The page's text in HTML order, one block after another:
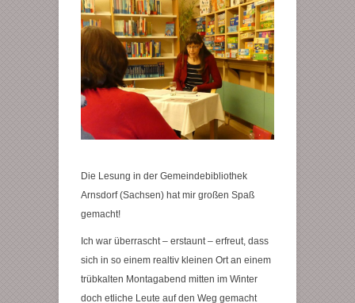
Die Lesung in der Gemeindebibliothek
Arnsdorf (Sachsen) hat mir großen Spaß
gemacht!
Ich war überrascht – erstaunt – erfreut, dass
sich in so einem realtiv kleinen Ort an einem
trübkalten Montagabend mitten im Winter
doch etliche Leute auf den Weg gemacht